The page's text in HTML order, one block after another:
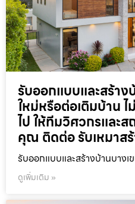
รับออกแบบและสร้าง
ใหม่หรือต่อเติมบ้าน
ไป ให้ทีมวิศวกรและ
คุณ ติดต่อ รับเหมาส
รับออกแบบและสร้างบ้านบางเ
ดูเพิ่มเติม »